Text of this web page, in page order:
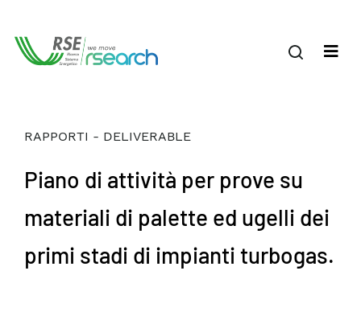
RAPPORTI - DELIVERABLE
Piano di attività per prove su
materiali di palette ed ugelli dei
primi stadi di impianti turbogas.